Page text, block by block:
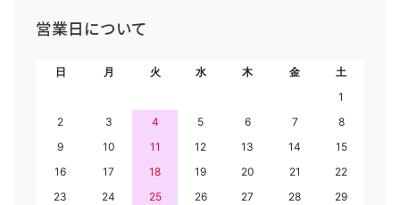
営業日について
日 月 火 水 木 金
土
1
2
3 4 5 6 7
8
9
10 11 12 13 14
15
16
17 18 19 20 21
22
23
24 25 26 27 28
29